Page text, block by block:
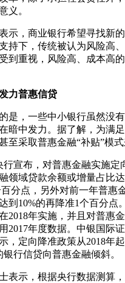
义。
，商业银行希望寻找新的
持下，传统被认为风险高
到重视，风险高、成本高
普惠信贷
，一些中小银行虽然没有
暗中发力。据了解，为满
至采取普惠金融“补贴”模式
布，对普惠金融实施定
领域贷款余额或增量占比
分点，另外对前一年普惠
到10%的再降准1个百分点
2018年实施，并且对普惠
2017年度数据。中银国际
，定向降准政策从2018年
行信贷向普惠金融倾斜。
示，根据央行数据测算，